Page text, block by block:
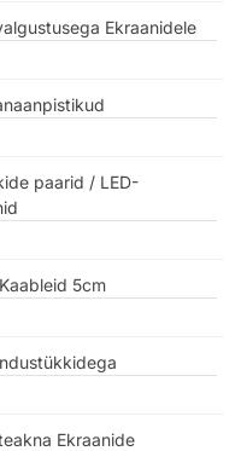
Ekraanidele
paarid / LED-
5cm
Ekraanide